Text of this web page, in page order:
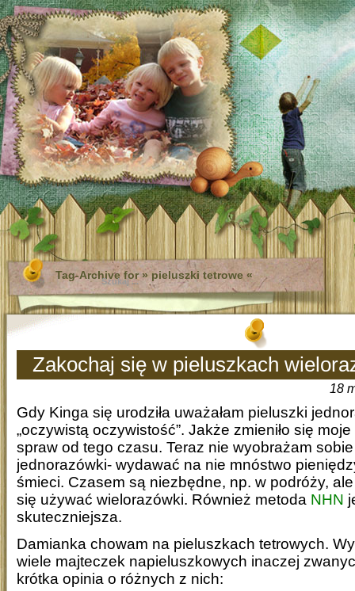
Tag-Archive for » pieluszki tetrowe «
Zakochaj się w pieluszkach
18
Gdy Kinga się urodziła uważałam pieluszki
„oczywistą oczywistość”. Jakże zmieniło się
spraw od tego czasu. Teraz nie wyobrażam
jednorazówki- wydawać na nie mnóstwo
śmieci. Czasem są niezbędne, np. w podróży,
się używać wielorazówki. Również metoda NHN
skuteczniejsza.
Damianka chowam na pieluszkach tetrowych.
wiele majteczek napieluszkowych inaczej
krótka opinia o różnych z nich: